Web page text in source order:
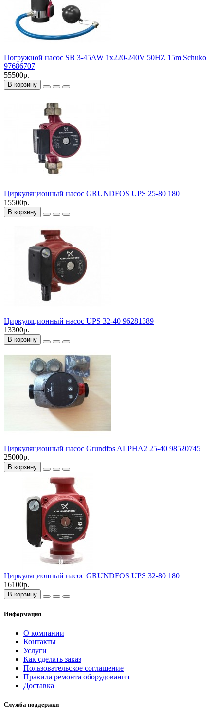
Погружной насос SB 3-45AW 1x220-240V 50HZ 15m Schuko
97686707
55500р.
В корзину
Циркуляционный насос GRUNDFOS UPS 25-80 180
15500р.
В корзину
Циркуляционный насос UPS 32-40 96281389
13300р.
В корзину
Циркуляционный насос Grundfos ALPHA2 25-40 98520745
25000р.
В корзину
Циркуляционный насос GRUNDFOS UPS 32-80 180
16100р.
В корзину
Информация
О компании
Контакты
Услуги
Как сделать заказ
Пользовательское соглашение
Правила ремонта оборудования
Доставка
Служба поддержки